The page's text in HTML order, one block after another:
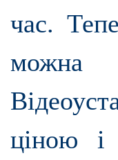
час.
можна
ціною і